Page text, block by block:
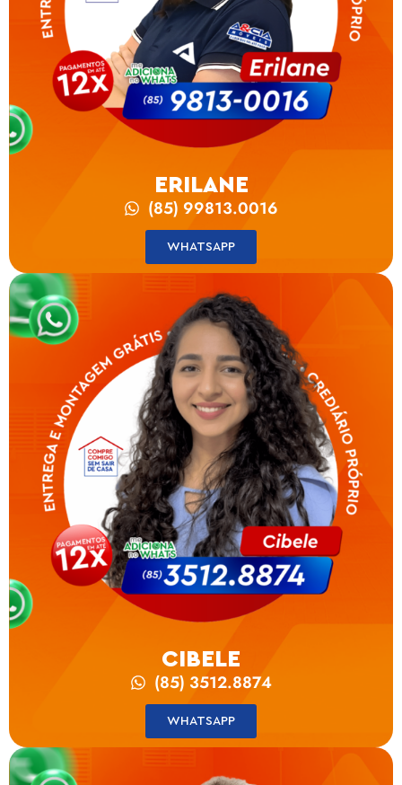
ERILANE
(85) 99813.0016
WHATSAPP
CIBELE
(85) 3512.8874
WHATSAPP